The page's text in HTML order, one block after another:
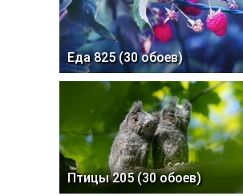
Еда 825 (30 обоев)
Птицы 205 (30 обоев)